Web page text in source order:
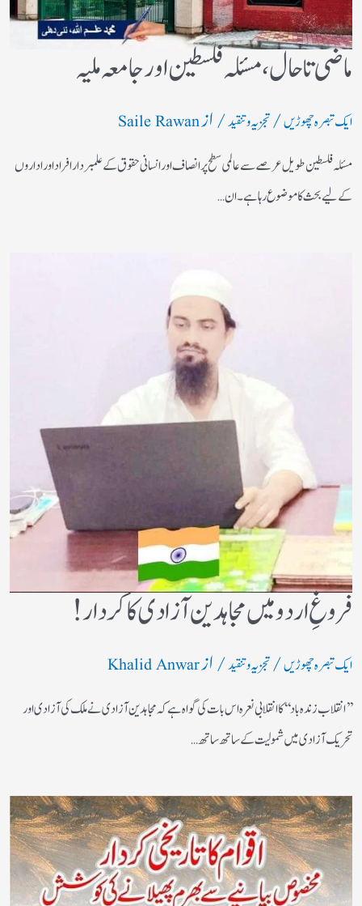
ماضی تا حال، مسئلہ فلسطین اور جامعہ ملیہ
ایک تبصرہ چھوڑیں/تجزیہ و تنقید/ ازSaile Rawan
مسئلہ فلسطین طویل عرصے سے عالمی سطح پر انصاف اور انسانی حقوق کے علمبردار افراد اور اداروں
کے لیے بحث کا موضوع رہا ہے۔ ان…
فروغِ اردو میں مجاہدین آزادی کا کردار!
ایک تبصرہ چھوڑیں/تجزیہ و تنقید/ ازKhalid Anwar
’’انقلاب زندہ باد‘‘کا انقلابی نعرہ اس بات کی گواہ ہے کہ مجاہدین آزادی نے ملک کی آزادی اور
تحریک آزادی میں شمولیت کے ساتھ ساتھ…